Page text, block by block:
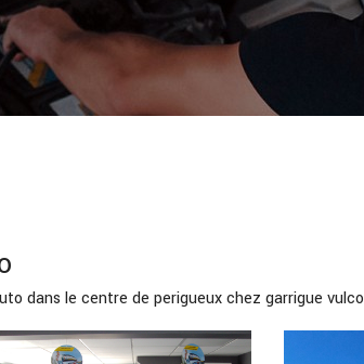
dans le centre de perigueux chez garrigue vulco